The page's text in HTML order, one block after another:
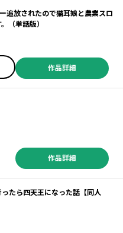
追放されたので猫耳娘と農業スロ
（単話版）
作品詳細
作品詳細
たら四天王になった話【同人